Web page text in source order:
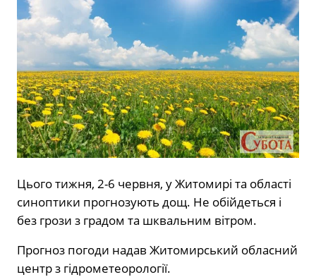
Цього тижня, 2-6 червня, у Житомирі та області
синоптики прогнозують дощ. Не обійдеться і
без грози з градом та шквальним вітром.
Прогноз погоди надав Житомирський обласний
центр з гідрометеорології.